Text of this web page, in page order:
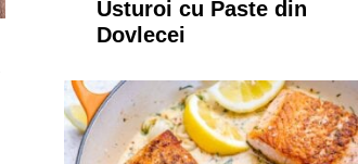
Usturoi cu Paste din
Dovlecei